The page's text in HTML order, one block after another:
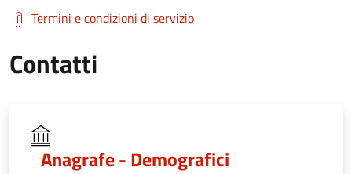
Termini e condizioni di servizio
Contatti
Anagrafe - Demografici